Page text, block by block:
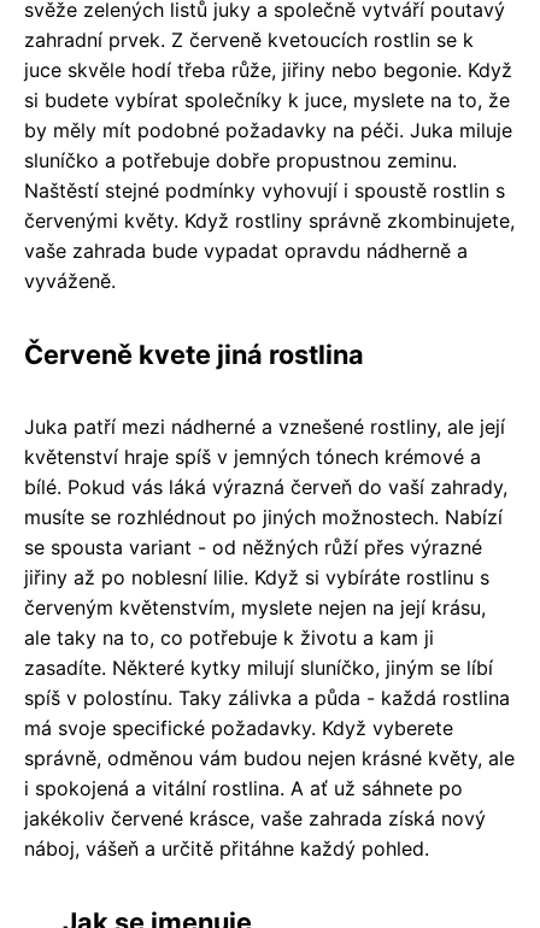
svěže zelených listů juky a společně vytváří poutavý
zahradní prvek. Z červeně kvetoucích rostlin se k
juce skvěle hodí třeba růže, jiřiny nebo begonie. Když
si budete vybírat společníky k juce, myslete na to, že
by měly mít podobné požadavky na péči. Juka miluje
sluníčko a potřebuje dobře propustnou zeminu.
Naštěstí stejné podmínky vyhovují i spoustě rostlin s
červenými květy. Když rostliny správně zkombinujete,
vaše zahrada bude vypadat opravdu nádherně a
vyváženě.
Červeně kvete jiná rostlina
Juka patří mezi nádherné a vznešené rostliny, ale její
květenství hraje spíš v jemných tónech krémové a
bílé. Pokud vás láká výrazná červeň do vaší zahrady,
musíte se rozhlédnout po jiných možnostech. Nabízí
se spousta variant - od něžných růží přes výrazné
jiřiny až po noblesní lilie. Když si vybíráte rostlinu s
červeným květenstvím, myslete nejen na její krásu,
ale taky na to, co potřebuje k životu a kam ji
zasadíte. Některé kytky milují sluníčko, jiným se líbí
spíš v polostínu. Taky zálivka a půda - každá rostlina
má svoje specifické požadavky. Když vyberete
správně, odměnou vám budou nejen krásné květy, ale
i spokojená a vitální rostlina. A ať už sáhnete po
jakékoliv červené krásce, vaše zahrada získá nový
náboj, vášeň a určitě přitáhne každý pohled.
Jak se jmenuje